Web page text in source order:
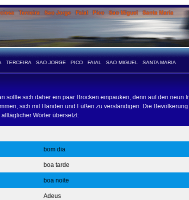
TERCEIRA SAO JORGE PICO FAIAL SAO MIGUEL SANTA MARIA
sollte sich daher ein paar Brocken einpauken, denn auf den neun
sich mit Händen und Füßen zu verständigen. Die
Wörter übersetzt:
bom dia
boa tarde
boa noite
Adeus